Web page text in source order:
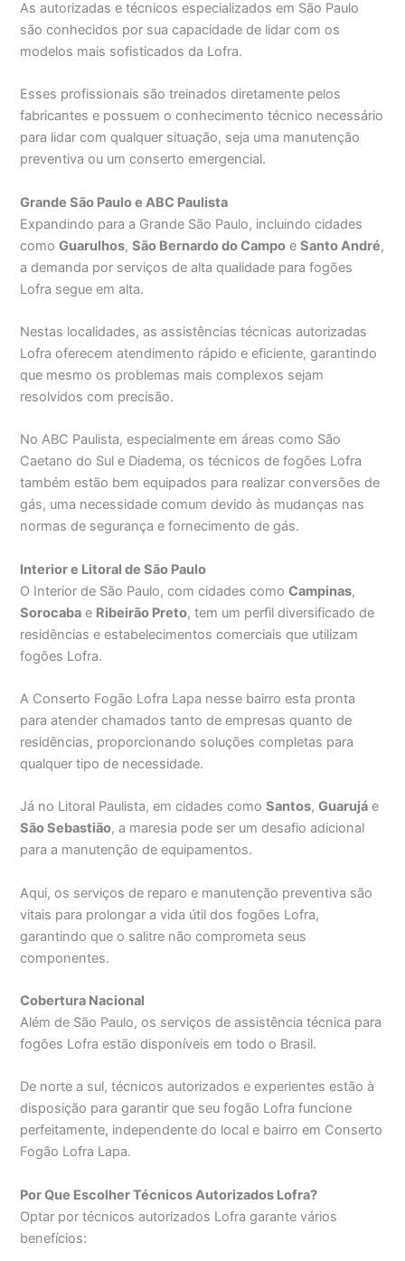
As autorizadas e técnicos especializados em São Paulo
são conhecidos por sua capacidade de lidar com os
modelos mais sofisticados da Lofra.
Esses profissionais são treinados diretamente pelos
fabricantes e possuem o conhecimento técnico necessário
para lidar com qualquer situação, seja uma manutenção
preventiva ou um conserto emergencial.
Grande São Paulo e ABC Paulista
Expandindo para a Grande São Paulo, incluindo cidades
comoGuarulhos,São Bernardo do Campo eSanto André,
a demanda por serviços de alta qualidade para fogões
Lofra segue em alta.
Nestas localidades, as assistências técnicas autorizadas
Lofra oferecem atendimento rápido e eficiente, garantindo
que mesmo os problemas mais complexos sejam
resolvidos com precisão.
No ABC Paulista, especialmente em áreas como São
Caetano do Sul e Diadema, os técnicos de fogões Lofra
também estão bem equipados para realizar conversões de
gás, uma necessidade comum devido às mudanças nas
normas de segurança e fornecimento de gás.
Interior e Litoral de São Paulo
O Interior de São Paulo, com cidades comoCampinas,
Sorocaba e Ribeirão Preto, tem um perfil diversificado de
residências e estabelecimentos comerciais que utilizam
fogões Lofra.
A Conserto Fogão Lofra Lapa nesse bairro esta pronta
para atender chamados tanto de empresas quanto de
residências, proporcionando soluções completas para
qualquer tipo de necessidade.
Já no Litoral Paulista, em cidades comoSantos,Guarujá e
São Sebastião, a maresia pode ser um desafio adicional
para a manutenção de equipamentos.
Aqui, os serviços de reparo e manutenção preventiva são
vitais para prolongar a vida útil dos fogões Lofra,
garantindo que o salitre não comprometa seus
componentes.
Cobertura Nacional
Além de São Paulo, os serviços de assistência técnica para
fogões Lofra estão disponíveis em todo o Brasil.
De norte a sul, técnicos autorizados e experientes estão à
disposição para garantir que seu fogão Lofra funcione
perfeitamente, independente do local e bairro em Conserto
Fogão Lofra Lapa.
Por Que Escolher Técnicos Autorizados Lofra?
Optar por técnicos autorizados Lofra garante vários
benefícios: